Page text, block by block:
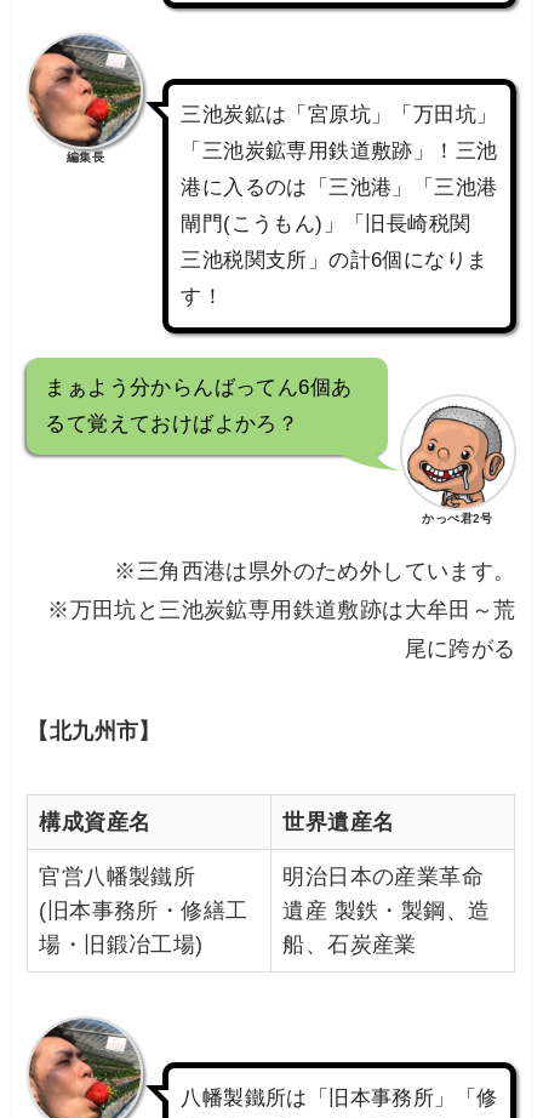
編集長
三池炭鉱は「宮原坑」「万田坑」
「三池炭鉱専用鉄道敷跡」！三池
港に入るのは「三池港」「三池港
閘門(こうもん)」「旧長崎税関
三池税関支所」の計6個になりま
す！
まぁよう分からんばってん6個あ
るて覚えておけばよかろ？
かっぺ君2号
※三角西港は県外のため外しています。
※万田坑と三池炭鉱専用鉄道敷跡は大牟田～荒
尾に跨がる
【北九州市】
構成資産名 世界遺産名
官営八幡製鐵所
(旧本事務所・修繕工
場・旧鍛冶工場)
明治日本の産業革命
遺産 製鉄・製鋼、造
船、石炭産業
八幡製鐵所は「旧本事務所」「修